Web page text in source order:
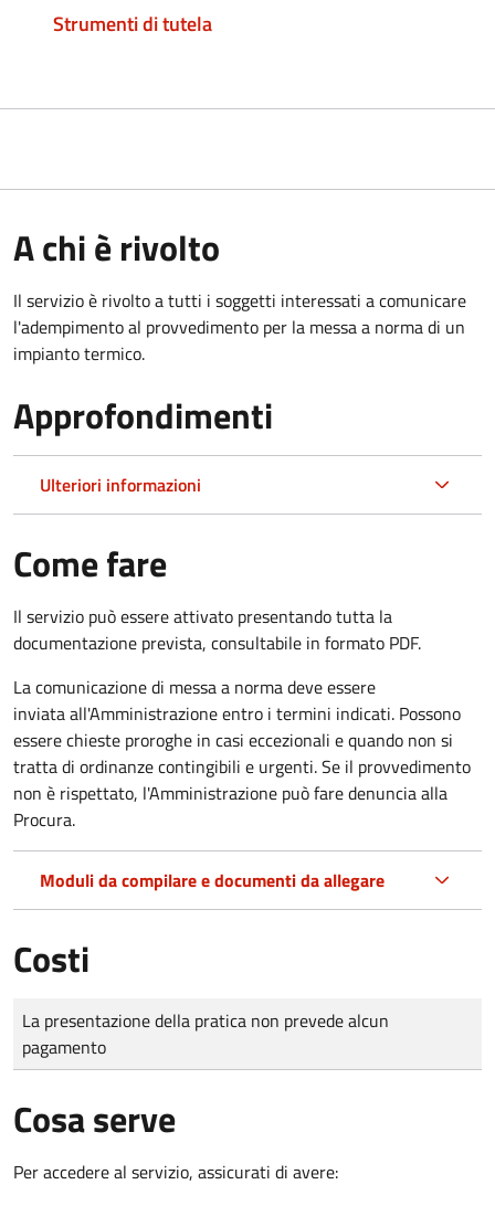
Strumenti di tutela
A chi è rivolto
Il servizio è rivolto a tutti i soggetti interessati a comunicare
l'adempimento al provvedimento per la messa a norma di un
impianto termico.
Approfondimenti
Ulteriori informazioni
Come fare
Il servizio può essere attivato presentando tutta la
documentazione prevista, consultabile in formato PDF.
La comunicazione di messa a norma deve essere
inviata all'Amministrazione entro i termini indicati. Possono
essere chieste proroghe in casi eccezionali e quando non si
tratta di ordinanze contingibili e urgenti. Se il provvedimento
non è rispettato, l'Amministrazione può fare denuncia alla
Procura.
Moduli da compilare e documenti da allegare
Costi
Tipo di pagamento
Importo
La presentazione della pratica non prevede alcun
pagamento
Cosa serve
Per accedere al servizio, assicurati di avere: